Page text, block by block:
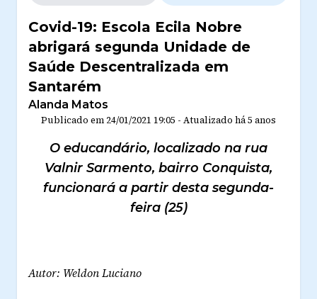
Covid-19: Escola Ecila Nobre
abrigará segunda Unidade de
Saúde Descentralizada em
Santarém
Alanda Matos
Publicado em 24/01/2021 19:05 - Atualizado há 5 anos
O educandário, localizado na rua
Valnir Sarmento, bairro Conquista,
funcionará a partir desta segunda-
feira (25)
Autor: Weldon Luciano